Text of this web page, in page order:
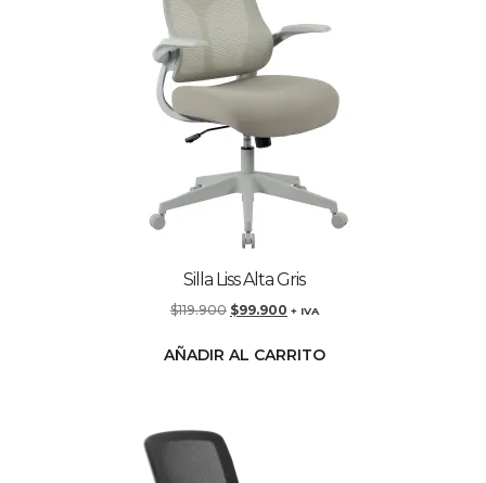
Silla Liss Alta Gris
$119.900 $99.900 + IVA
AÑADIR AL CARRITO